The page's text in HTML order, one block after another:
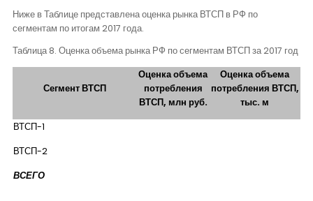
Ниже в Таблице представлена оценка рынка ВТСП в РФ по
сегментам по итогам 2017 года.
Таблица 8. Оценка объема рынка РФ по сегментам ВТСП за 2017 год
Сегмент ВТСП
Оценка объема
потребления
ВТСП, млн руб.
Оценка объема
потребления ВТСП,
тыс. м
ВТСП-1
ВТСП-2
ВСЕГО